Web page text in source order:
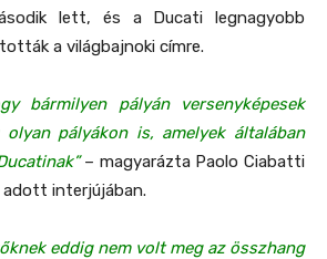
lett, és a Ducati legnagyobb
a világbajnoki címre.
bármilyen pályán versenyképesek
pályákon is, amelyek általában
– magyarázta Paolo Ciabatti
interjújában.
eddig nem volt meg az összhang